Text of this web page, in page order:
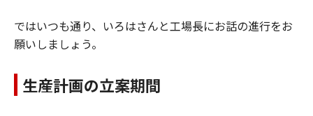
ではいつも通り、いろはさんと工場長にお話の進行をお
願いしましょう。
生産計画の立案期間